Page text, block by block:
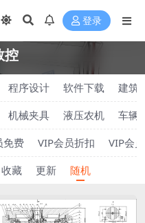
登录
控
程序设计 软件下载
建筑
机械夹具 液压农机
车辆
免费 VIP会员折扣
VIP会
收藏 更新 随机